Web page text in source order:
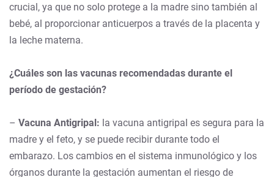
crucial, ya que no solo protege a la madre sino también al
bebé, al proporcionar anticuerpos a través de la placenta y
la leche materna.
¿Cuáles son las vacunas recomendadas durante el
período de gestación?
– Vacuna Antigripal: la vacuna antigripal es segura para la
madre y el feto, y se puede recibir durante todo el
embarazo. Los cambios en el sistema inmunológico y los
órganos durante la gestación aumentan el riesgo de